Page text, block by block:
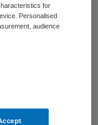
voor
je nooit meer
for
Personalised
audience